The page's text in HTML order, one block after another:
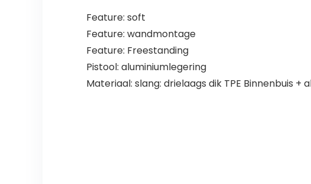
Feature: soft
Feature: wandmontage
Feature: Freestanding
Pistool: aluminiumlegering
Materiaal: slang: drielaags dik TPE Binnenbuis